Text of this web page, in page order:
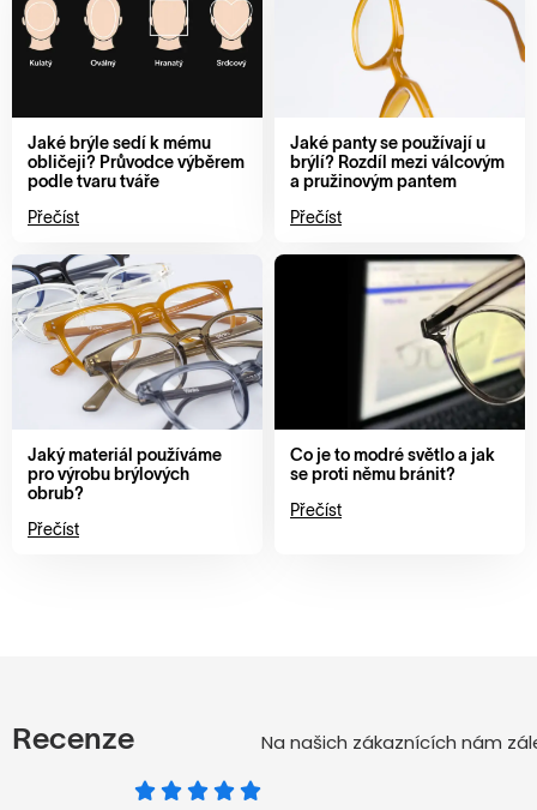
Jaké brýle sedí k mému
obličeji? Průvodce výběrem
podle tvaru tváře
Přečíst
Jaké panty se používají u
brýlí? Rozdíl mezi válcovým
a pružinovým pantem
Přečíst
Jaký materiál používáme
pro výrobu brýlových
obrub?
Přečíst
Co je to modré světlo a jak
se proti němu bránit?
Přečíst
Recenze Na našich zákaznících nám